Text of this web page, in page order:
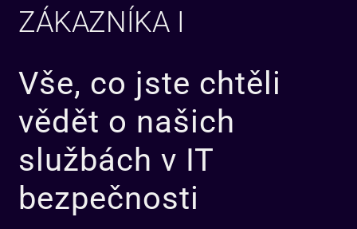
ZÁKAZNÍKA I
Vše, co jste chtěli
vědět o našich
službách v IT
bezpečnosti